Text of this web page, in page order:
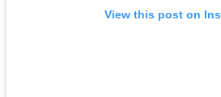
View this post on